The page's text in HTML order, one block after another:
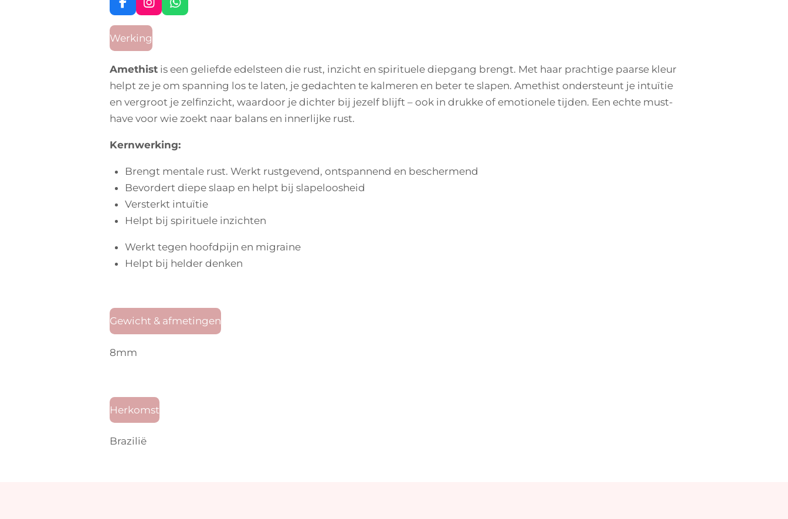
F
a
e
b
o
k
I
n
s
t
a
g
a
m
W
h
A
p
Werking
Amethist is een geliefde edelsteen die rust, inzicht en spirituele diepgang brengt. Met haar prachtige paarse kleur
helpt ze je om spanning los te laten, je gedachten te kalmeren en beter te slapen. Amethist ondersteunt je intuïtie
en vergroot je zelfinzicht, waardoor je dichter bij jezelf blijft – ook in drukke of emotionele tijden. Een echte must-
have voor wie zoekt naar balans en innerlijke rust.
Kernwerking:
Brengt mentale rust. Werkt rustgevend, ontspannend en beschermend
Bevordert diepe slaap en helpt bij slapeloosheid
Versterkt intuïtie
Helpt bij spirituele inzichten
Werkt tegen hoofdpijn en migraine
Helpt bij helder denken
Gewicht & afmetingen
8mm
Herkomst
Brazilië